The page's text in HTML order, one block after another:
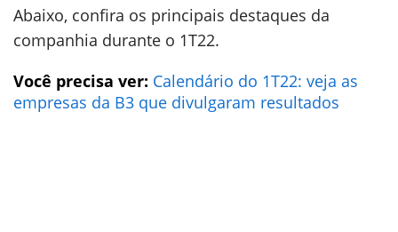
Abaixo, confira os principais destaques da
companhia durante o 1T22.
Você precisa ver: Calendário do 1T22: veja as
empresas da B3 que divulgaram resultados